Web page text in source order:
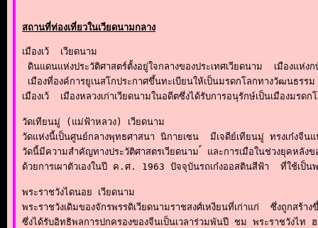
สถานที่ท่องเที่ยวในเวียดนามกลาง
เมืองเว้  เวียดนาม
ดินแดนแห่งประวัติศาสตร์ตั้งอยู่ใจกลางของประเทศเวียดนาม  เมืองแห่
เมืองที่องค์การยูเนสโกประกาศขึ้นทะเบียนให้เป็นมรดกโลกทางวัฒ
เมืองเว้  เมืองหลวงเก่าเวียดนามในอดีตซึ่งได้รับการอนุรักษ์เป็นเมืองมร
วัดเทียนมู่ (แม่ฟ้าหลวง) เวียดนาม
วัดแห่งนี้เป็นศูนย์กลางพุทธศาสนา นิกายเซน  มีเจดีย์เทียนมู่ ทรงเก๋ง
วัดนี้มีความสำคัญทางประวัติศาสตรเวียดนาม ์ และการเมือในช่วงยุคหลั
ด้วยการเผาตัวเองในปี ค.ศ. 1963 ปัจจุบันรถเก๋งออสตินสีฟ้า  ที่ใช้เป็นพ
พระราชวังไดนอย เวียดนาม
พระราชวังเดิมของจักรพรรดิเวียดนามราชสงศ์เหงียนที่เก่าแก่  ซึ่งถูกส
ซึ่งได้รับอิทธิพลการปกครองของจีนเป็นเวลาร่วมพันปี ชม พระราชวังไ